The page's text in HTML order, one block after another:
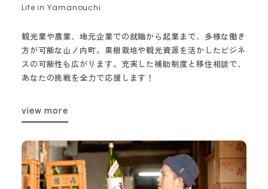
観光業や農業、地元企業での就職から起業まで、多様な働き
方が可能な山ノ内町。果樹栽培や観光資源を活かしたビジネ
スの可能性も広がります。充実した補助制度と移住相談で、
あなたの挑戦を全力で応援します！
view more